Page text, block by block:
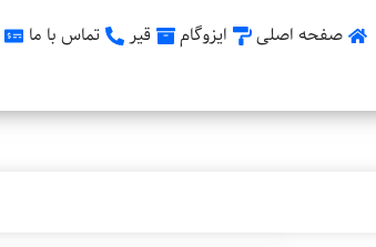
صفحه اصلی ایزوگام قیر تماس با ما